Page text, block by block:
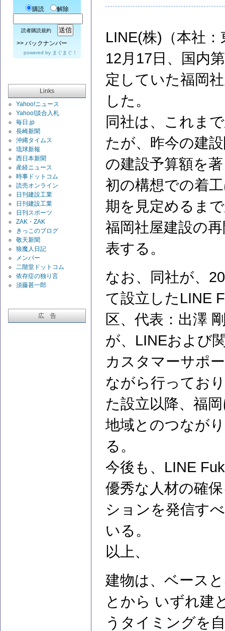
購読
解除
読者購読規約
>> バックナンバー
powered by まぐまぐ！
Links
Yahoo!ニュース
Yahoo!談合入札
毎日.jp
長崎新聞
沖縄タイムス
琉球新報
西日本新聞
産経ニュース
時事ドットコム
読売オンライン
日刊建設工業
日刊建設工業
日刊スポーツ
ZAK・ZAK
きっこのブログ
敬天新聞
狼魔人日記
メンバー
二階堂ドットコム
依存症の独り言
須藤甚一郎
広 告
LINE(株)（本社
12月17日、国内
定していた福岡
した。
同社は、これま
たが、昨今の建
の建設予算額を
初の構想での着
期を見定めるま
福岡社屋建設の
表する。
なお、同社が、
て設立したLINE
区、代表：出澤
が、LINEおよび
カスタマーサポ
ながら行ってお
た設立以降、福
地域とのつなが
る。
今後も、LINE
優秀な人材の確
ションを発信す
いる。
以上、
建物は、ベース
とから いずれ建
うタイミングを